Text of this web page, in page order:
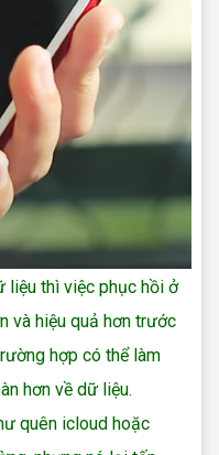
liệu thì việc phục hồi ở
và hiệu quả hơn trước
hợp có thể làm
hơn về dữ liệu.
quên icloud hoặc